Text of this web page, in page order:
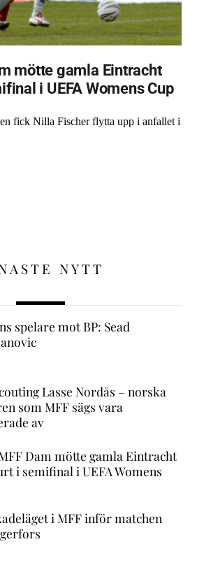
mötte gamla Eintracht
i UEFA Womens Cup
fick Nilla Fischer flytta upp i anfallet i
NYTT
spelare mot BP: Sead
Lasse Nordås – norska
som MFF sägs vara
av
Dam mötte gamla Eintracht
i semifinal i UEFA Womens
i MFF inför matchen